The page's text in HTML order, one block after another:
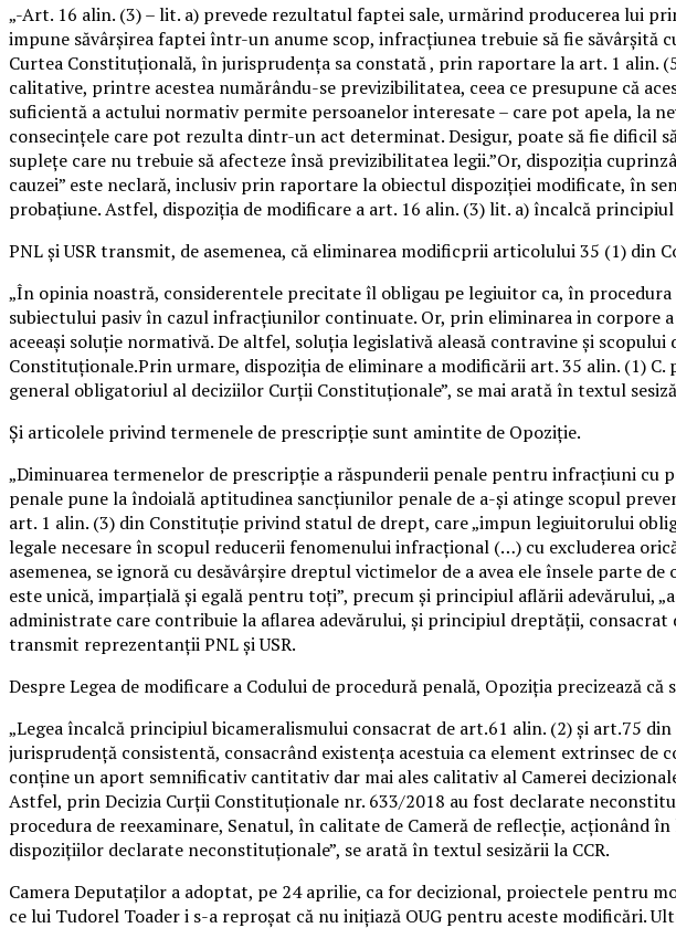
„-Art. 16 alin. (3) – lit. a) prevede rezultatul faptei sale, urmărind producerea lui
impune săvârşirea faptei într-un anume scop, infracţiunea trebuie să fie
Curtea Constituţională, în jurisprudenţa sa constată , prin raportare la art. 1 alin.
calitative, printre acestea numărându-se previzibilitatea, ceea ce presupune că
suficientă a actului normativ permite persoanelor interesate – care pot apela, la
consecinţele care pot rezulta dintr-un act determinat. Desigur, poate să fie dificil
supleţe care nu trebuie să afecteze însă previzibilitatea legii.”Or, dispoziţia
cauzei” este neclară, inclusiv prin raportare la obiectul dispoziţiei modificate, în
probaţiune. Astfel, dispoziţia de modificare a art. 16 alin. (3) lit. a) încalcă
PNL şi USR transmit, de asemenea, că eliminarea modificprii articolului 35 (1) din
„În opinia noastră, considerentele precitate îl obligau pe legiuitor ca, în
subiectului pasiv în cazul infracţiunilor continuate. Or, prin eliminarea in corpore
aceeaşi soluţie normativă. De altfel, soluţia legislativă aleasă contravine şi
Constituţionale.Prin urmare, dispoziţia de eliminare a modificării art. 35 alin. (1)
general obligatoriul al deciziilor Curţii Constituţionale”, se mai arată în textul
Şi articolele privind termenele de prescripţie sunt amintite de Opoziţie.
„Diminuarea termenelor de prescripţie a răspunderii penale pentru infracţiuni
penale pune la îndoială aptitudinea sancţiunilor penale de a-şi atinge scopul
art. 1 alin. (3) din Constituţie privind statul de drept, care „impun legiuitorului
legale necesare în scopul reducerii fenomenului infracţional (…) cu excluderea
asemenea, se ignoră cu desăvârşire dreptul victimelor de a avea ele însele parte
este unică, imparţială şi egală pentru toţi”, precum şi principiul aflării
administrate care contribuie la aflarea adevărului, şi principiul dreptăţii,
transmit reprezentanţii PNL şi USR.
Despre Legea de modificare a Codului de procedură penală, Opoziţia precizează
„Legea încalcă principiul bicameralismului consacrat de art.61 alin. (2) şi art.75
jurisprudenţă consistentă, consacrând existenţa acestuia ca element extrinsec
conţine un aport semnificativ cantitativ dar mai ales calitativ al Camerei
Astfel, prin Decizia Curţii Constituţionale nr. 633/2018 au fost declarate
procedura de reexaminare, Senatul, în calitate de Cameră de reflecţie,
dispoziţiilor declarate neconstituţionale”, se arată în textul sesizării la CCR.
Camera Deputaţilor a adoptat, pe 24 aprilie, ca for decizional, proiectele pentru
ce lui Tudorel Toader i s-a reproşat că nu iniţiază OUG pentru aceste modificări.